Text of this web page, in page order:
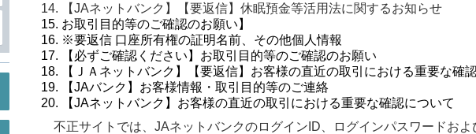
14. 【JAネットバンク】【要返信】休眠預金等活用法に関するお知らせ
15. お取引目的等のご確認のお願い】
16. ※要返信 口座所有権の証明名前、その他個人情報
17. 【必ずご確認ください】お取引目的等のご確認のお願い
18. 【ＪＡネットバンク】【要返信】お客様の直近の取引における重要な確
19. 【JAバンク】お客様情報・取引目的等のご連絡
20. 【JAネットバンク】お客様の直近の取引における重要な確認について
不正サイトでは、JAネットバンクのログインID、ログインパスワードおよ